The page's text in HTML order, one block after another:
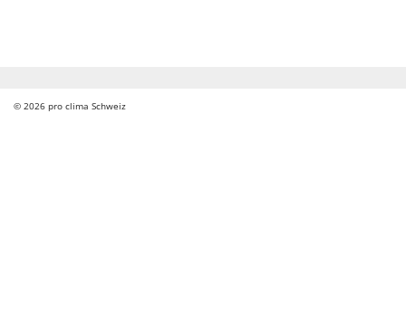
© 2026 pro clima Schweiz